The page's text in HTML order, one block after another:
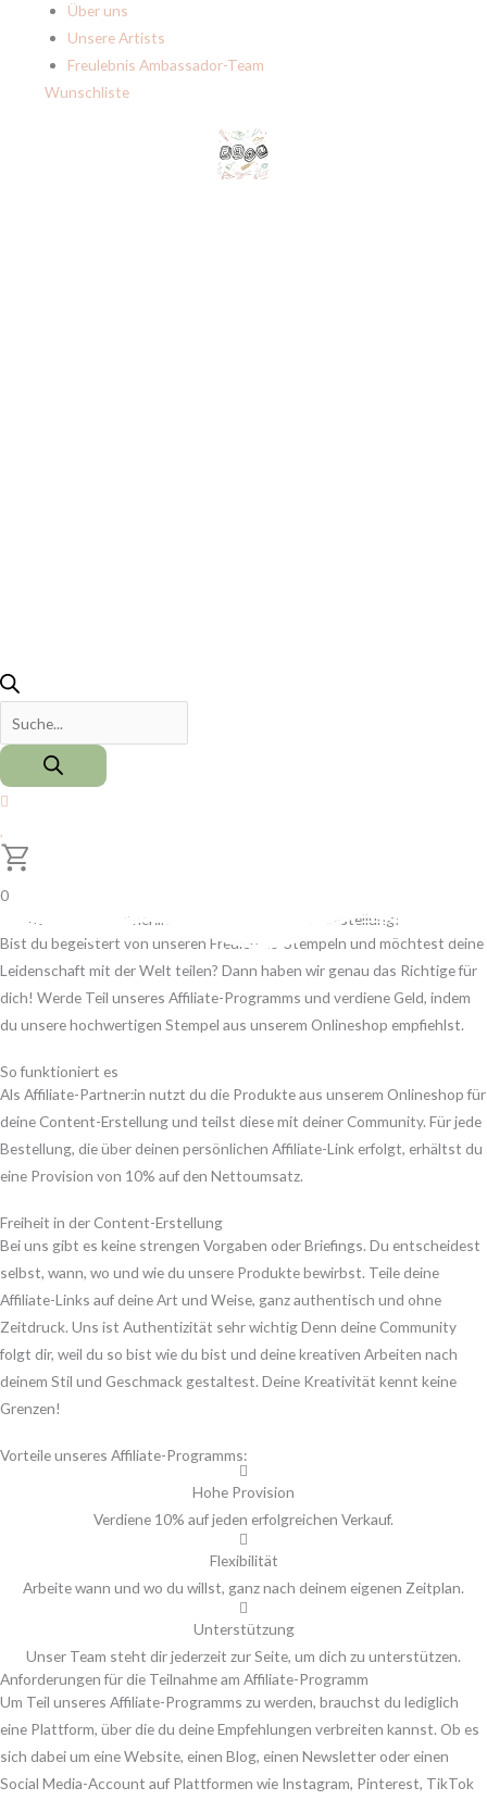
Über uns
Unsere Artists
Freulebnis Ambassador-Team
Wunschliste
0
Werde Affiliate-Partner:in und verdiene mit jeder Bestellung!
Bist du begeistert von unseren Freulebnis-Stempeln und möchtest deine
Leidenschaft mit der Welt teilen? Dann haben wir genau das Richtige für
dich! Werde Teil unseres Affiliate-Programms und verdiene Geld, indem
du unsere hochwertigen Stempel aus unserem Onlineshop empfiehlst.
So funktioniert es
Als Affiliate-Partner:in nutzt du die Produkte aus unserem Onlineshop für
deine Content-Erstellung und teilst diese mit deiner Community. Für jede
Bestellung, die über deinen persönlichen Affiliate-Link erfolgt, erhältst du
eine Provision von 10% auf den Nettoumsatz.
Freiheit in der Content-Erstellung
Bei uns gibt es keine strengen Vorgaben oder Briefings. Du entscheidest
selbst, wann, wo und wie du unsere Produkte bewirbst. Teile deine
Affiliate-Links auf deine Art und Weise, ganz authentisch und ohne
Zeitdruck. Uns ist Authentizität sehr wichtig Denn deine Community
folgt dir, weil du so bist wie du bist und deine kreativen Arbeiten nach
deinem Stil und Geschmack gestaltest. Deine Kreativität kennt keine
Grenzen!
Vorteile unseres Affiliate-Programms:
Hohe Provision
Verdiene 10% auf jeden erfolgreichen Verkauf.
Flexibilität
Arbeite wann und wo du willst, ganz nach deinem eigenen Zeitplan.
Unterstützung
Unser Team steht dir jederzeit zur Seite, um dich zu unterstützen.
Anforderungen für die Teilnahme am Affiliate-Programm
Um Teil unseres Affiliate-Programms zu werden, brauchst du lediglich
eine Plattform, über die du deine Empfehlungen verbreiten kannst. Ob es
sich dabei um eine Website, einen Blog, einen Newsletter oder einen
Social Media-Account auf Plattformen wie Instagram, Pinterest, TikTok